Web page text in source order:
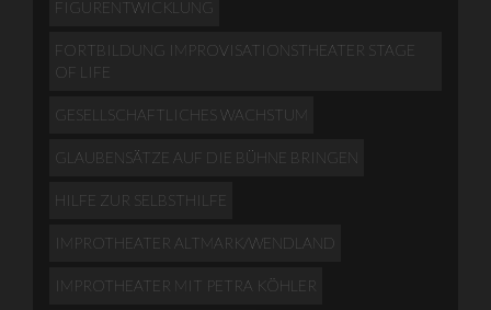
FIGURENTWICKLUNG
FORTBILDUNG IMPROVISATIONSTHEATER STAGE
OF LIFE
GESELLSCHAFTLICHES WACHSTUM
GLAUBENSÄTZE AUF DIE BÜHNE BRINGEN
HILFE ZUR SELBSTHILFE
IMPROTHEATER ALTMARK/WENDLAND
IMPROTHEATER MIT PETRA KÖHLER